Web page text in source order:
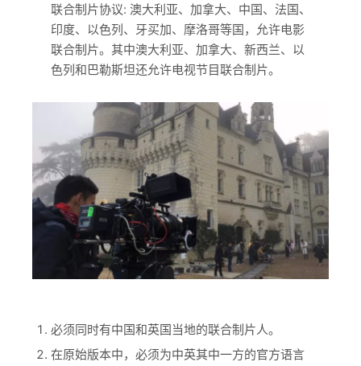
联合制片协议: 澳大利亚、加拿大、中国、法国、
印度、以色列、牙买加、摩洛哥等国，允许电影
联合制片。其中澳大利亚、加拿大、新西兰、以
色列和巴勒斯坦还允许电视节目联合制片。
必须同时有中国和英国当地的联合制片人。
在原始版本中，必须为中英其中一方的官方语言